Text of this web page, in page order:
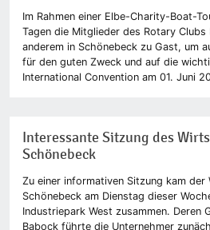
Im Rahmen einer Elbe-Charity-Boat-
Tagen die Mitglieder des Rotary
anderem in Schönebeck zu Gast, um
für den guten Zweck und auf die
International Convention am 01. Juni
Interessante Sitzung des
Schönebeck
Zu einer informativen Sitzung kam
Schönebeck am Dienstag dieser
Industriepark West zusammen. Deren
Babock führte die Unternehmer